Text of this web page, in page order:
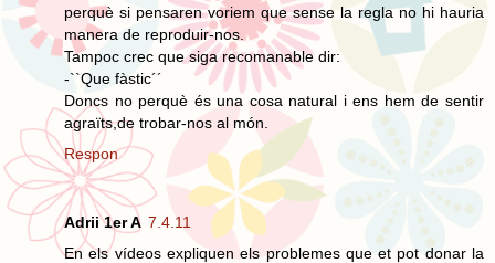
perquè si pensaren voriem que sense la regla no hi hauria
manera de reproduir-nos.
Tampoc crec que siga recomanable dir:
-``Que fàstic´´
Doncs no perquè és una cosa natural i ens hem de sentir
agraïts,de trobar-nos al món.
Respon
Adrii 1er A 7.4.11
En els vídeos expliquen els problemes que et pot donar la